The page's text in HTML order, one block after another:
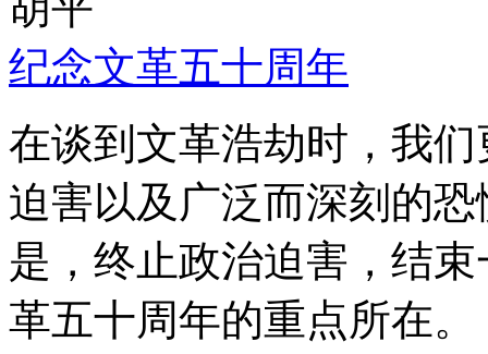
纪念文革五十周年
在谈到文革浩劫时，我
迫害以及广泛而深刻的
是，终止政治迫害，结
革五十周年的重点所在。